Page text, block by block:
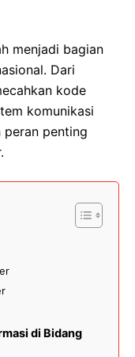
menjadi bagian
Dari
kode
komunikasi
peran penting
di Bidang